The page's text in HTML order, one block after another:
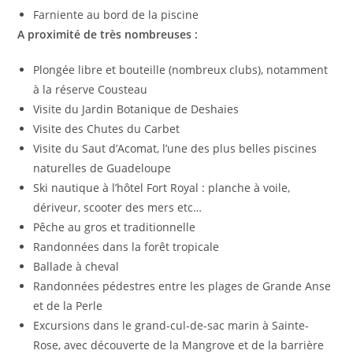
Farniente au bord de la piscine
A proximité de très nombreuses :
Plongée libre et bouteille (nombreux clubs), notamment
à la réserve Cousteau
Visite du Jardin Botanique de Deshaies
Visite des Chutes du Carbet
Visite du Saut d’Acomat, l’une des plus belles piscines
naturelles de Guadeloupe
Ski nautique à l’hôtel Fort Royal : planche à voile,
dériveur, scooter des mers etc…
Pêche au gros et traditionnelle
Randonnées dans la forêt tropicale
Ballade à cheval
Randonnées pédestres entre les plages de Grande Anse
et de la Perle
Excursions dans le grand-cul-de-sac marin à Sainte-
Rose, avec découverte de la Mangrove et de la barrière